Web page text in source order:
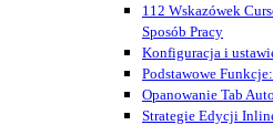
112 Wskazówek
Sposób Pracy
Konfiguracja i
Podstawowe
Opanowanie Tab
Strategie Edycji